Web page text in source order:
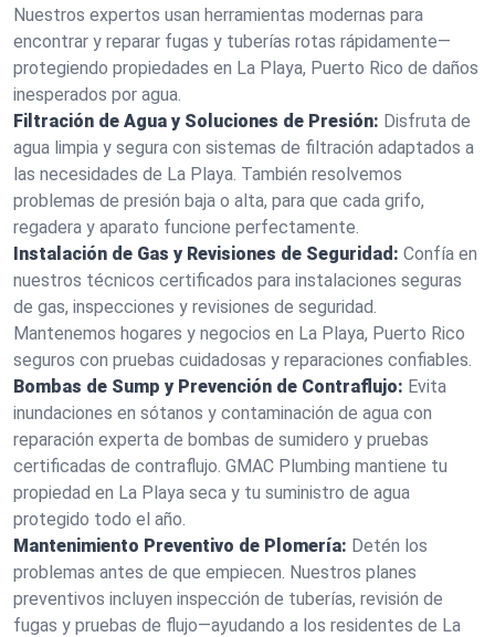
Nuestros expertos usan herramientas modernas para
encontrar y reparar fugas y tuberías rotas rápidamente—
protegiendo propiedades en La Playa, Puerto Rico de daños
inesperados por agua.
Filtración de Agua y Soluciones de Presión: Disfruta de
agua limpia y segura con sistemas de filtración adaptados a
las necesidades de La Playa. También resolvemos
problemas de presión baja o alta, para que cada grifo,
regadera y aparato funcione perfectamente.
Instalación de Gas y Revisiones de Seguridad: Confía en
nuestros técnicos certificados para instalaciones seguras
de gas, inspecciones y revisiones de seguridad.
Mantenemos hogares y negocios en La Playa, Puerto Rico
seguros con pruebas cuidadosas y reparaciones confiables.
Bombas de Sump y Prevención de Contraflujo: Evita
inundaciones en sótanos y contaminación de agua con
reparación experta de bombas de sumidero y pruebas
certificadas de contraflujo. GMAC Plumbing mantiene tu
propiedad en La Playa seca y tu suministro de agua
protegido todo el año.
Mantenimiento Preventivo de Plomería: Detén los
problemas antes de que empiecen. Nuestros planes
preventivos incluyen inspección de tuberías, revisión de
fugas y pruebas de flujo—ayudando a los residentes de La